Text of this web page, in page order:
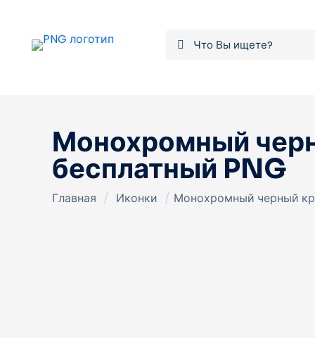
Монохромный
бесплатный PNG
Главная / Иконки / Монохромный черный